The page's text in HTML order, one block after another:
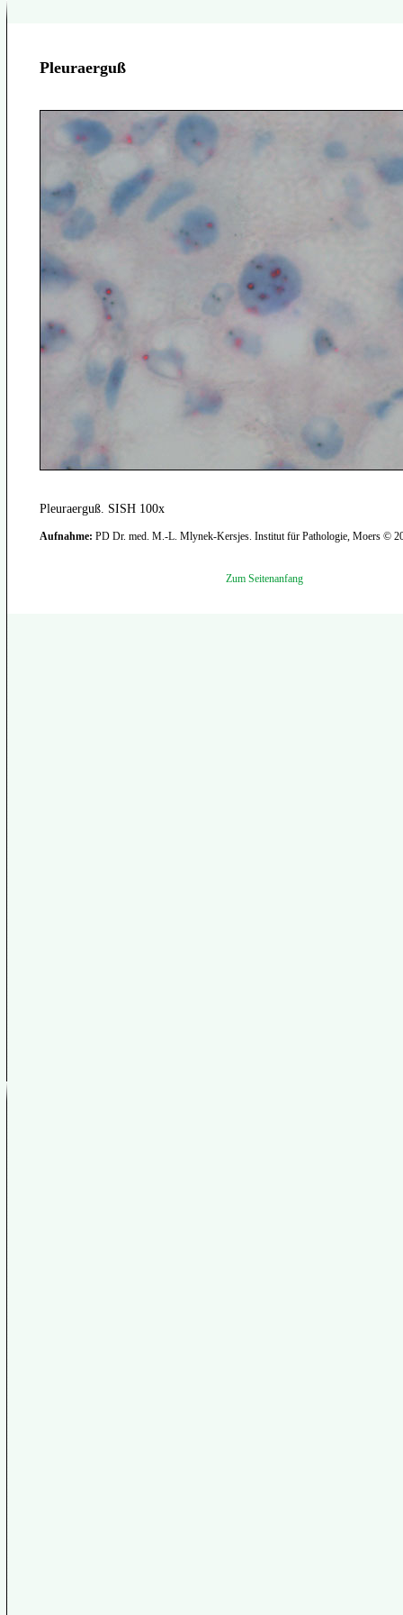
Pleuraerguß
Pleuraerguß. SISH 100x
Aufnahme: PD Dr. med. M.-L. Mlynek-Kersjes. Institut für Pathologie, Moers ©
Zum Seitenanfang